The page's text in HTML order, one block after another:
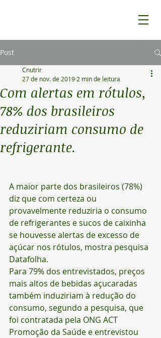
Post
Com alertas em rótulos,
78% dos brasileiros
reduziriam consumo de
refrigerante.
Cnutrir
27 de nov. de 2019 2 min de leitura
A maior parte dos brasileiros (78%)
diz que com certeza ou
provavelmente reduziria o consumo
de refrigerantes e sucos de caixinha
se houvesse alertas de excesso de
açúcar nos rótulos, mostra pesquisa
Datafolha.
Para 79% dos entrevistados, preços
mais altos de bebidas açucaradas
também induziriam à redução do
consumo, segundo a pesquisa, que
foi contratada pela ONG ACT
Promoção da Saúde e entrevistou